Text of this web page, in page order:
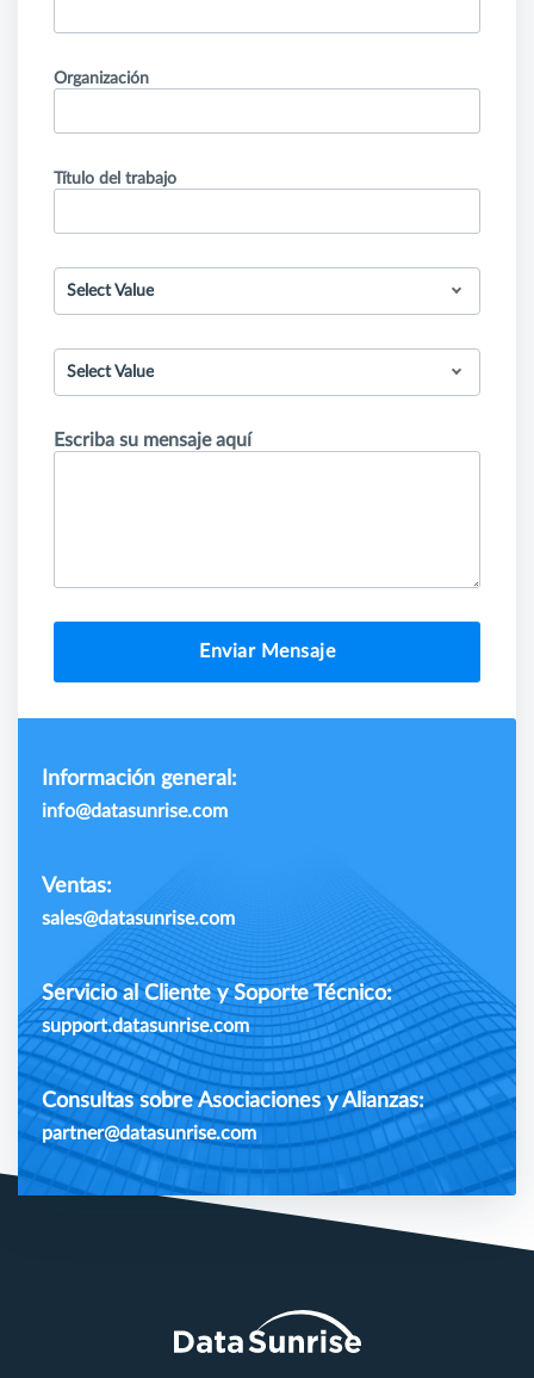
Organización
Título del trabajo
Select Value
Select Value
Escriba su mensaje aquí
Enviar Mensaje
Información general:
info@datasunrise.com
Ventas:
sales@datasunrise.com
Servicio al Cliente y Soporte Técnico:
support.datasunrise.com
Consultas sobre Asociaciones y Alianzas:
partner@datasunrise.com